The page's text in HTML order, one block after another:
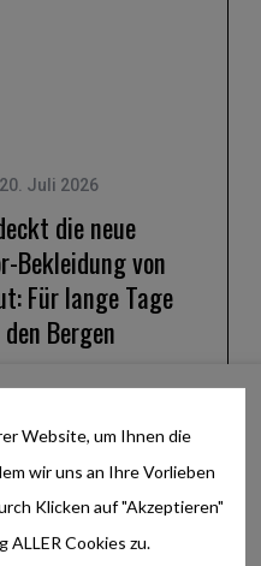
20. Juli 2026
die neue
Bekleidung von
Für lange Tage
Bergen
Windbreaker
Sonnenschutz-
Alle wichtigen
Website, um Ihnen die
wir uns an Ihre Vorlieben
Klicken auf "Akzeptieren"
ALLER Cookies zu.